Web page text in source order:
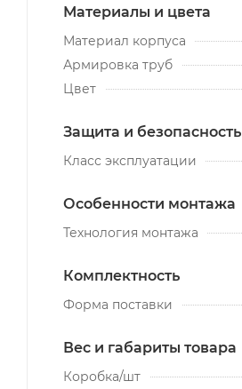
Материалы и цвета
Материал корпуса
Армировка труб
Цвет
Защита и безопасность
Класс эксплуатации
Особенности монтажа
Технология монтажа
Комплектность
Форма поставки
Вес и габариты товара
Коробка/шт